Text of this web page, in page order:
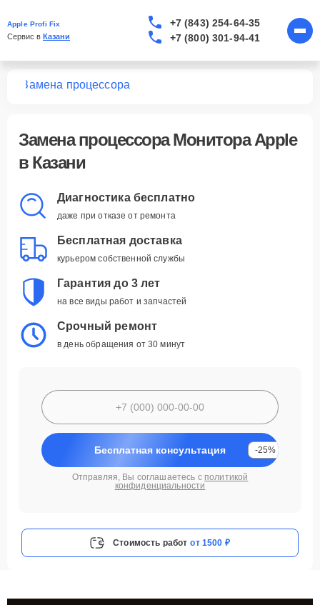
Apple Profi Fix
Сервис в Казани
+7 (843) 254-64-35
+7 (800) 301-94-41
Замена процессора
Замена процессора Монитора Apple
в Казани
Диагностика бесплатно
даже при отказе от ремонта
Бесплатная доставка
курьером собственной службы
Гарантия до 3 лет
на все виды работ и запчастей
Срочный ремонт
в день обращения от 30 минут
Бесплатная консультация -25%
Отправляя, Вы соглашаетесь с политикой
конфиденциальности
Стоимость работ от 1500 ₽